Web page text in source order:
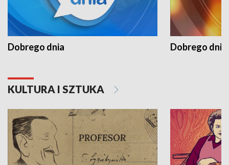
Dobrego dnia Dobrego dnia
KULTURA I SZTUKA